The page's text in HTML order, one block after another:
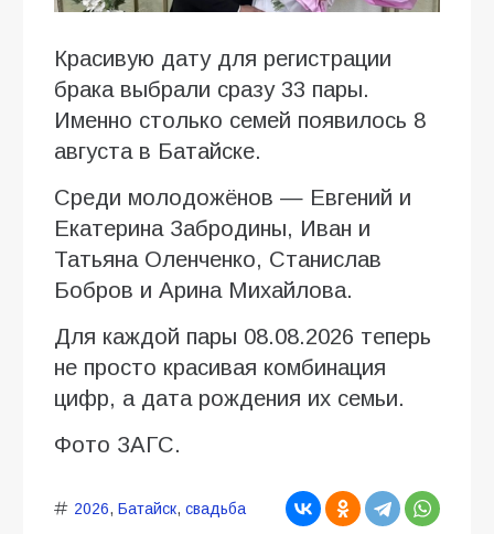
Красивую дату для регистрации
брака выбрали сразу 33 пары.
Именно столько семей появилось 8
августа в Батайске.
Среди молодожёнов — Евгений и
Екатерина Забродины, Иван и
Татьяна Оленченко, Станислав
Бобров и Арина Михайлова.
Для каждой пары 08.08.2026 теперь
не просто красивая комбинация
цифр, а дата рождения их семьи.
Фото ЗАГС.
2026, Батайск, свадьба